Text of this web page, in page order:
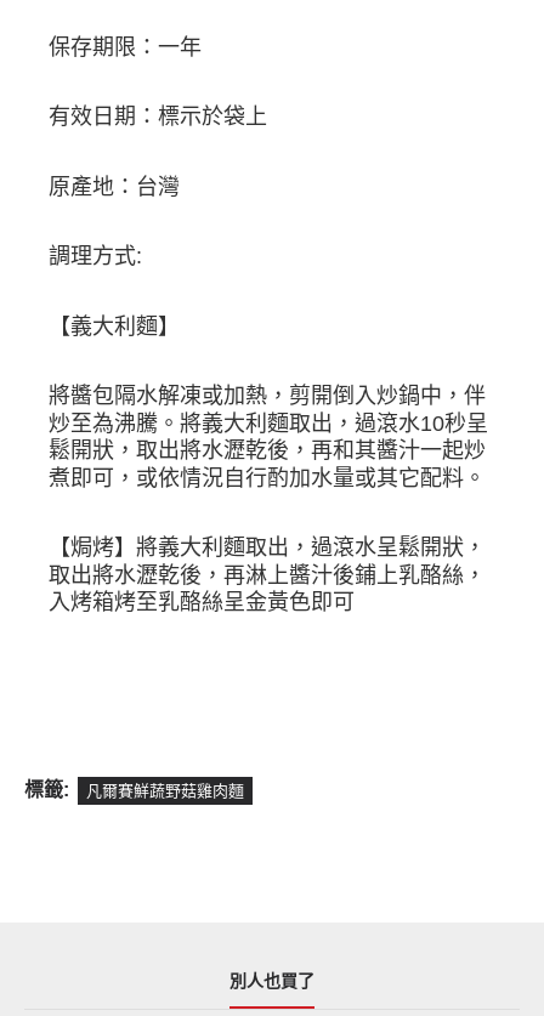
保存期限：一年
有效日期：標示於袋上
原產地：台灣
調理方式:
【義大利麵】
將醬包隔水解凍或加熱，剪開倒入炒鍋中，伴
炒至為沸騰。將義大利麵取出，過滾水10秒呈
鬆開狀，取出將水瀝乾後，再和其醬汁一起炒
煮即可，或依情況自行酌加水量或其它配料。
【焗烤】將義大利麵取出，過滾水呈鬆開狀，
取出將水瀝乾後，再淋上醬汁後鋪上乳酪絲，
入烤箱烤至乳酪絲呈金黃色即可
標籤: 凡爾賽鮮蔬野菇雞肉麵
別人也買了